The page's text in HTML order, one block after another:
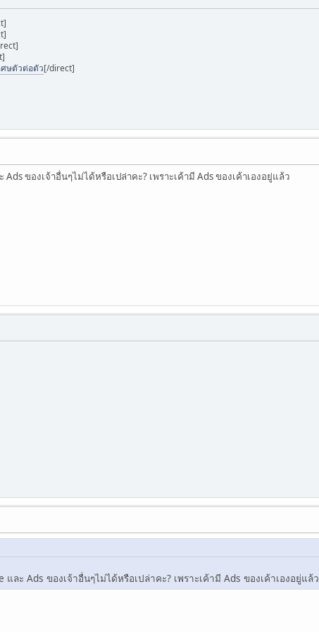
ศษตัวต่อตัว[/direct]
ของเจ้าอื่นๆไม่ได้หรือเปล่าคะ? เพราะเค้ามี Ads ของเค้าเองอยู่แล้ว
ละ Ads ของเจ้าอื่นๆไม่ได้หรือเปล่าคะ? เพราะเค้ามี Ads ของเค้าเองอยู่แล้ว